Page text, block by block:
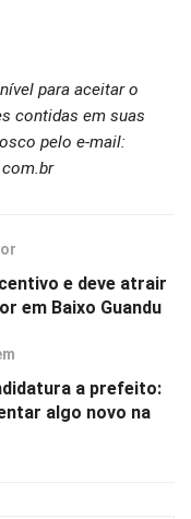
para aceitar o
contidas em suas
pelo e-mail:
e deve atrair
em Baixo Guandu
a prefeito:
algo novo na